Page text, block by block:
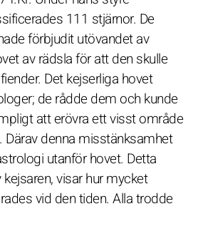
111 stjärnor. De
förbjudit utövandet av
av rädsla för att den skulle
Det kejserliga hovet
de rådde dem och kunde
att erövra ett visst område
Därav denna misstänksamhet
utanför hovet. Detta
visar hur mycket
vid den tiden. Alla trodde